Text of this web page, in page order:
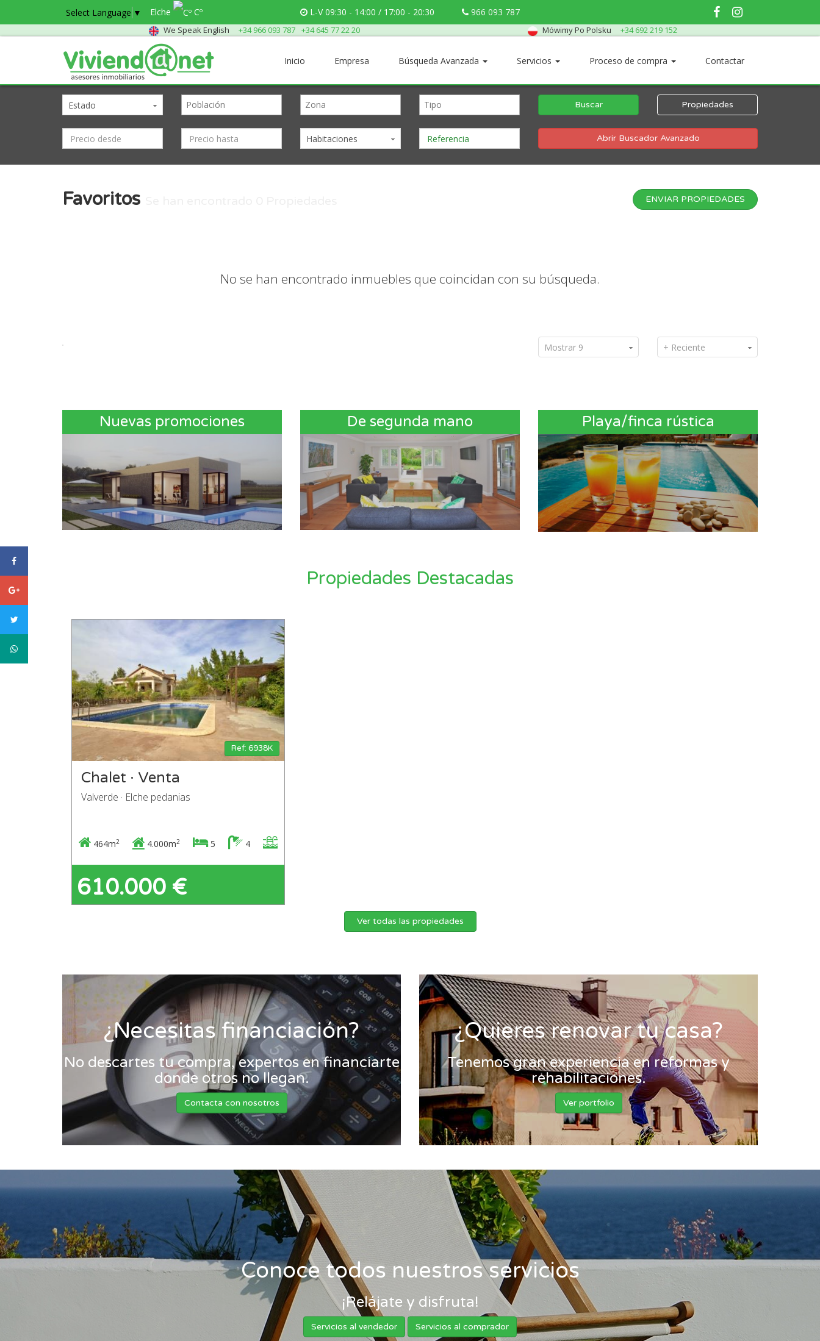
Select Language ▼ Elche Cº L-V 09:30 - 14:00 / 17:00 - 20:30 966 093 787
We Speak English +34 966 093 787 +34 645 77 22 20 Mówimy Po Polsku +34 692 219 152
Inicio Empresa Búsqueda Avanzada Servicios Proceso de compra Contactar
Estado
Habitaciones
Buscar Propiedades
Abrir Buscador Avanzado
Favoritos ENVIAR PROPIEDADES
No se han encontrado inmuebles que coincidan con su búsqueda.
Mostrar 9 + Reciente
Nuevas promociones De segunda mano Playa/finca rústica
Propiedades Destacadas
Ref: 6938K
Chalet · Venta
Valverde · Elche pedanias
464m2 4.000m2 5 4
610.000 €
Ver todas las propiedades
¿Necesitas financiación?
No descartes tu compra, expertos en financiarte
donde otros no llegan.
Contacta con nosotros
¿Quieres renovar tu casa?
Tenemos gran experiencia en reformas y
rehabilitaciones.
Ver portfolio
Conoce todos nuestros servicios
¡Relájate y disfruta!
Servicios al vendedor Servicios al comprador
facebook
Google
twitter
WhatsApp